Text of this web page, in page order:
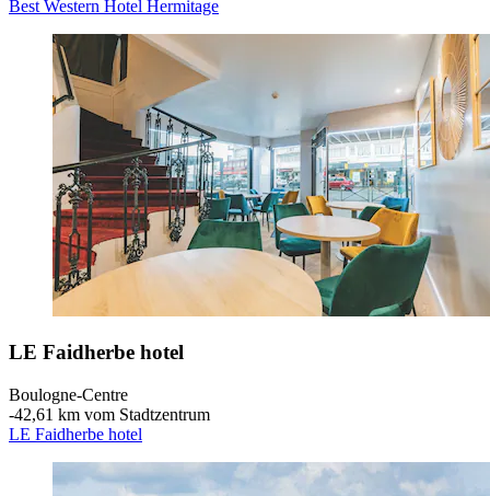
Best Western Hotel Hermitage
LE Faidherbe hotel
Boulogne-Centre
‐42,61 km vom Stadtzentrum
LE Faidherbe hotel